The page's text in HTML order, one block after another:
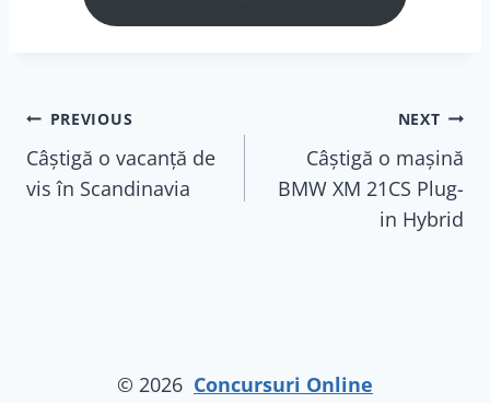
Navigare
în
PREVIOUS
Câștigă o vacanță de
vis în Scandinavia
NEXT
Câștigă o mașină
BMW XM 21CS Plug-
in Hybrid
© 2026 Concursuri Online